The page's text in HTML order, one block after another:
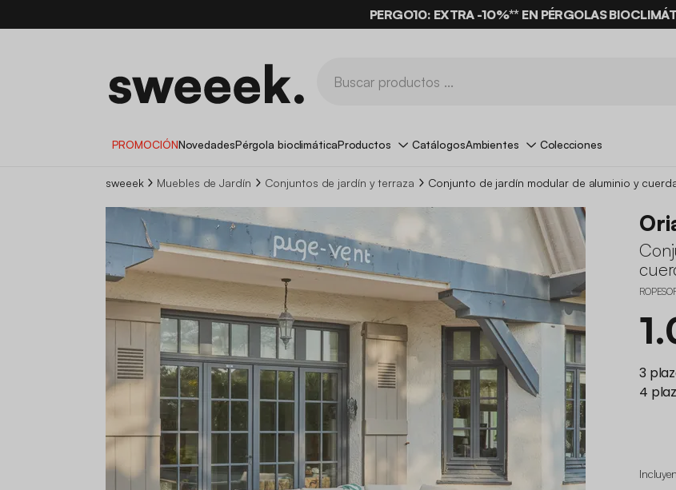
PERGO10: EXTRA -10%**EN PÉRGOLAS
PROMOCIÓNNovedadesPérgola bioclimáticaProductos CatálogosAmbientes Colecciones
sweeek Muebles de Jardín Conjuntos de jardín y terraza Conjunto de jardín modular de aluminio y